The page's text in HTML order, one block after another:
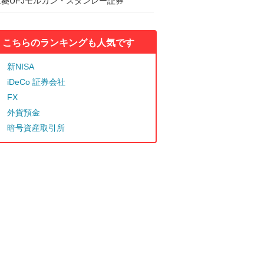
こちらのランキングも人気です
新NISA
iDeCo 証券会社
FX
外貨預金
暗号資産取引所